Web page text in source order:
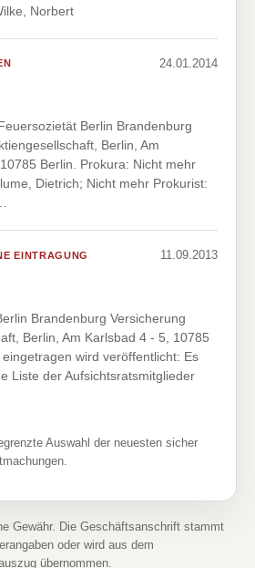
Norbert
24.01.2014
Berlin Brandenburg
Berlin, Am
Berlin. Prokura: Nicht mehr
Dietrich; Nicht mehr Prokurist:
EINTRAGUNG 11.09.2013
Brandenburg Versicherung
Berlin, Am Karlsbad 4 - 5, 10785
eingetragen wird veröffentlicht: Es
Liste der Aufsichtsratsmitglieder
Auswahl der neuesten sicher
Gewähr. Die Geschäftsanschrift stammt
oder wird aus dem
übernommen.